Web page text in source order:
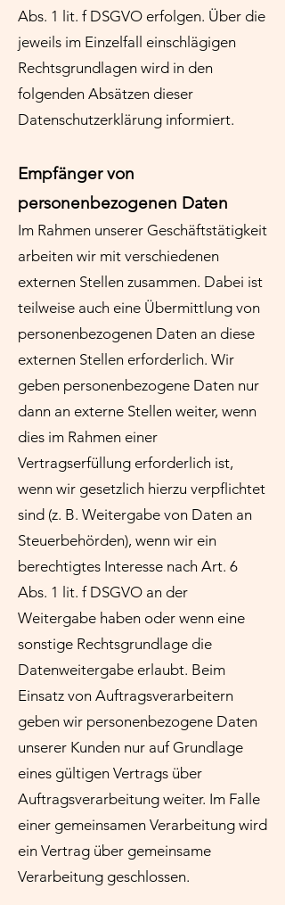
Abs. 1 lit. f DSGVO erfolgen. Über die
jeweils im Einzelfall einschlägigen
Rechtsgrundlagen wird in den
folgenden Absätzen dieser
Datenschutzerklärung informiert.
Empfänger von
personenbezogenen Daten
Im Rahmen unserer Geschäftstätigkeit
arbeiten wir mit verschiedenen
externen Stellen zusammen. Dabei ist
teilweise auch eine Übermittlung von
personenbezogenen Daten an diese
externen Stellen erforderlich. Wir
geben personenbezogene Daten nur
dann an externe Stellen weiter, wenn
dies im Rahmen einer
Vertragserfüllung erforderlich ist,
wenn wir gesetzlich hierzu verpflichtet
sind (z. B. Weitergabe von Daten an
Steuerbehörden), wenn wir ein
berechtigtes Interesse nach Art. 6
Abs. 1 lit. f DSGVO an der
Weitergabe haben oder wenn eine
sonstige Rechtsgrundlage die
Datenweitergabe erlaubt. Beim
Einsatz von Auftragsverarbeitern
geben wir personenbezogene Daten
unserer Kunden nur auf Grundlage
eines gültigen Vertrags über
Auftragsverarbeitung weiter. Im Falle
einer gemeinsamen Verarbeitung wird
ein Vertrag über gemeinsame
Verarbeitung geschlossen.